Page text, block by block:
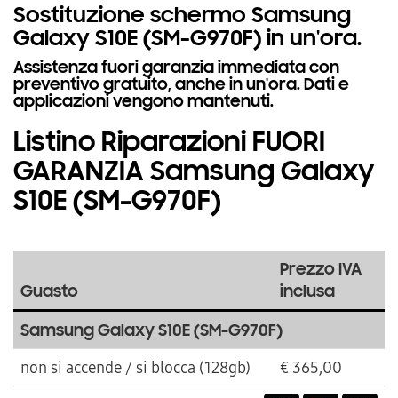
Sostituzione schermo Samsung
Galaxy S10E (SM-G970F) in un'ora.
Assistenza fuori garanzia immediata con
preventivo gratuito, anche in un'ora. Dati e
applicazioni vengono mantenuti.
Listino Riparazioni FUORI
GARANZIA Samsung Galaxy
S10E (SM-G970F)
Guasto
Prezzo IVA
inclusa
Samsung Galaxy S10E (SM-G970F)
non si accende / si blocca (128gb) € 365,00